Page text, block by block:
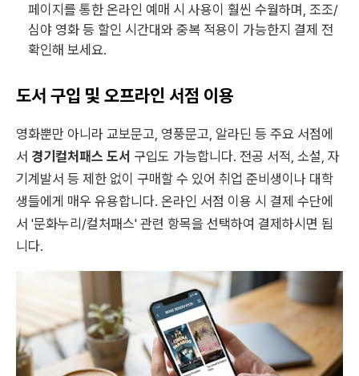
페이지를 통한 온라인 예매 시 사용이 훨씬 수월하며, 조조/
심야 영화 등 할인 시간대와 중복 적용이 가능한지 결제 전
확인해 보세요.
도서 구입 및 오프라인 서점 이용
영화뿐만 아니라 교보문고, 영풍문고, 알라딘 등 주요 서점에
서 경기컬처패스 도서 구입도 가능합니다. 전공 서적, 소설, 자
기계발서 등 제한 없이 구매할 수 있어 취업 준비생이나 대학
생들에게 매우 유용합니다. 온라인 서점 이용 시 결제 수단에
서 '문화누리/컬처패스' 관련 항목을 선택하여 결제하시면 됩
니다.